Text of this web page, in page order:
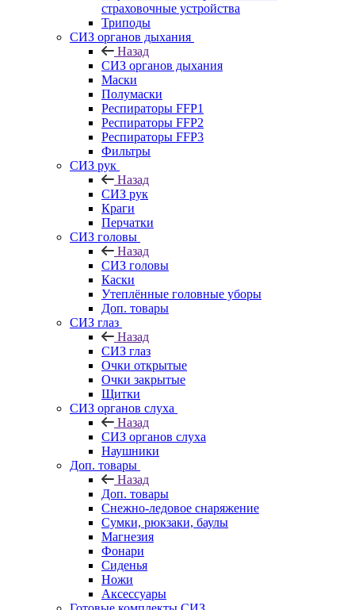
страховочные устройства
Триподы
СИЗ органов дыхания
Назад
СИЗ органов дыхания
Маски
Полумаски
Респираторы FFP1
Респираторы FFP2
Респираторы FFP3
Фильтры
СИЗ рук
Назад
СИЗ рук
Краги
Перчатки
СИЗ головы
Назад
СИЗ головы
Каски
Утеплённые головные уборы
Доп. товары
СИЗ глаз
Назад
СИЗ глаз
Очки открытые
Очки закрытые
Щитки
СИЗ органов слуха
Назад
СИЗ органов слуха
Наушники
Доп. товары
Назад
Доп. товары
Снежно-ледовое снаряжение
Сумки, рюкзаки, баулы
Магнезия
Фонари
Сиденья
Ножи
Аксессуары